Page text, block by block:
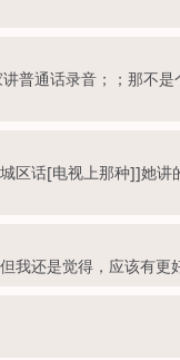
普通话录音；；那不
话[电视上那种]]她
还是觉得，应该有更